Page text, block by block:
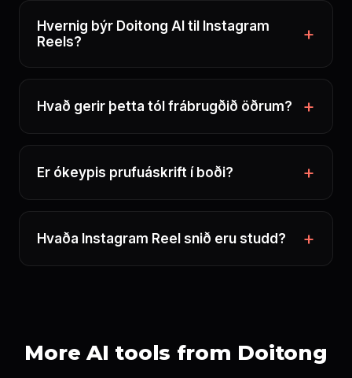
Hvernig býr Doitong AI til Instagram
Reels?
Hvað gerir þetta tól frábrugðið öðrum?
Er ókeypis prufuáskrift í boði?
Hvaða Instagram Reel snið eru studd?
More AI tools from Doitong